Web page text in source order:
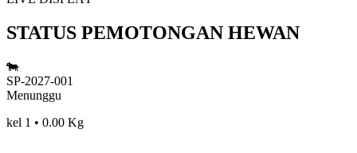
STATUS PEMOTONGAN HEWAN
🐄
SP-2027-001
Menunggu
kel 1 • 0.00 Kg